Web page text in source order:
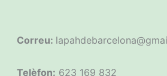
Correu:
Telèfon: 623 169 832